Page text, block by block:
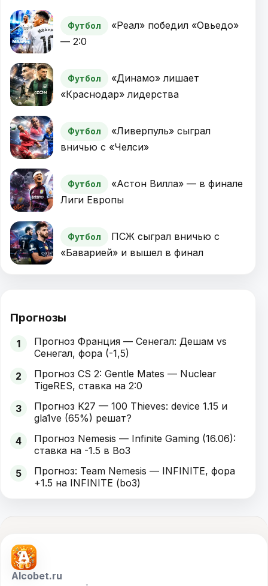
Футбол
«Реал» победил «Овьедо»
— 2:0
Футбол
«Динамо» лишает
«Краснодар» лидерства
Футбол
«Ливерпуль» сыграл
вничью с «Челси»
Футбол
«Астон Вилла» — в финале
Лиги Европы
Футбол
ПСЖ сыграл вничью с
«Баварией» и вышел в финал
Прогнозы
1
Прогноз Франция — Сенегал: Дешам vs
Сенегал, фора (-1,5)
2
Прогноз CS 2: Gentle Mates — Nuclear
TigeRES, ставка на 2:0
3
Прогноз K27 — 100 Thieves: device 1.15 и
gla1ve (65%) решат?
4
Прогноз Nemesis — Infinite Gaming (16.06):
ставка на -1.5 в Bo3
5
Прогноз: Team Nemesis — INFINITE, фора
+1.5 на INFINITE (bo3)
Alcobet.ru